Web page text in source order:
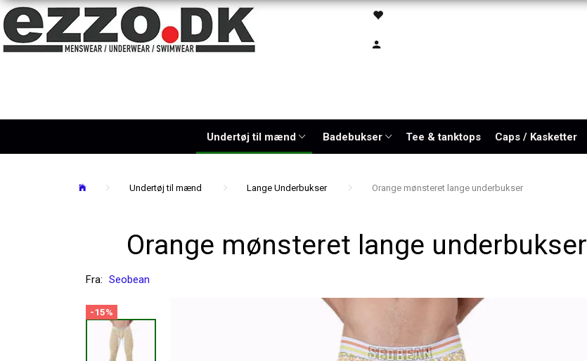
Undertøj til mænd Badebukser Tee & tanktops Caps / Kasketter
Undertøj til mænd Lange Underbukser Orange mønsteret lange underbukser
Orange mønsteret lange underbukser
Fra: Seobean
-15%